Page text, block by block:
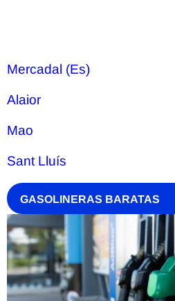
Mercadal (Es)
Alaior
Mao
Sant Lluís
GASOLINERAS BARATAS